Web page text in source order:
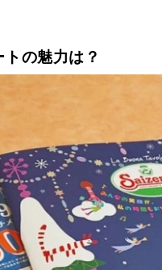
の魅力は？